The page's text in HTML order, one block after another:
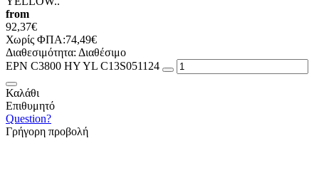
from
92,37€
Χωρίς ΦΠΑ:74,49€
Διαθεσιμότητα: Διαθέσιμο
EPN C3800 HY YL C13S051124
Καλάθι
Επιθυμητό
Question?
Γρήγορη προβολή